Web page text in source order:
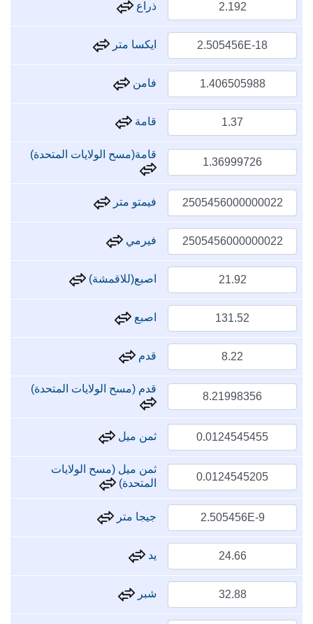
ذراع
ايكسا متر
فامن
قامة
قامة(مسح الولايات المتحدة)
فيمتو متر
فيرمي
اصبع(للاقمشة)
اصبع
قدم
قدم (مسح الولايات المتحدة)
ثمن ميل
ثمن ميل (مسح الولايات
المتحدة)
جيجا متر
يد
شبر